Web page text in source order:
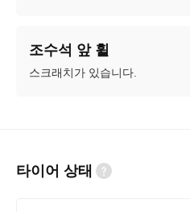
조수석 앞 휠
스크래치가 있습니다.
타이어 상태